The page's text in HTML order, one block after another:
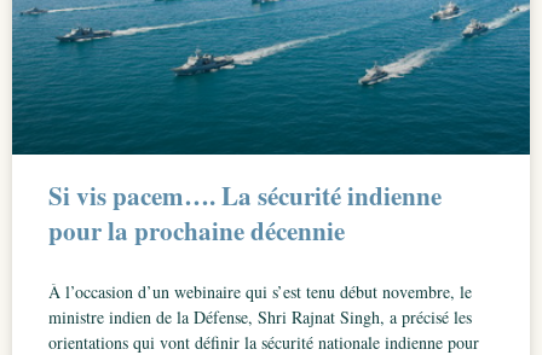
Si vis pacem…. La sécurité indienne
pour la prochaine décennie
À l’occasion d’un webinaire qui s’est tenu début novembre, le
ministre indien de la Défense, Shri Rajnat Singh, a précisé les
orientations qui vont définir la sécurité nationale indienne pour